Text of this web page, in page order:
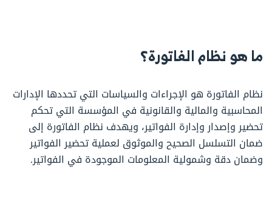
ما هو نظام الفاتورة؟
نظام الفاتورة هو الإجراءات والسياسات التي تحددها الإدارات
المحاسبية والمالية والقانونية في المؤسسة التي تحكم
تحضير وإصدار وإدارة الفواتير، ويهدف نظام الفاتورة إلى
ضمان التسلسل الصحيح والموثوق لعملية تحضير الفواتير
وضمان دقة وشمولية المعلومات الموجودة في الفواتير.